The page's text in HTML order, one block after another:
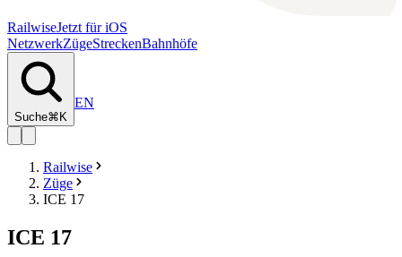
RailwiseJetzt für iOS
NetzwerkZügeStreckenBahnhöfe
Suche⌘K
EN
Railwise
Züge
ICE 17
ICE 17